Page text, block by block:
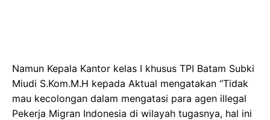
Namun Kepala Kantor kelas I khusus TPI Batam Subki
Miudi S.Kom.M.H kepada Aktual mengatakan “Tidak
mau kecolongan dalam mengatasi para agen illegal
Pekerja Migran Indonesia di wilayah tugasnya, hal ini